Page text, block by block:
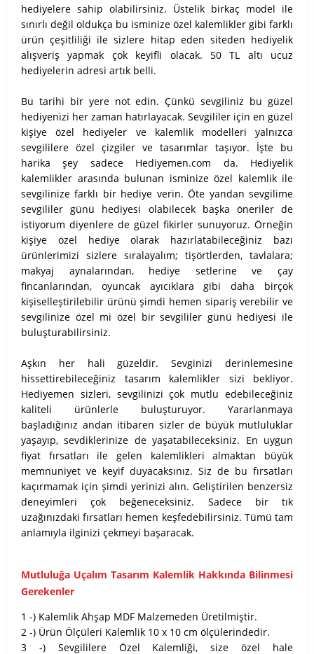
hediyelere sahip olabilirsiniz. Üstelik birkaç model ile
sınırlı değil oldukça bu isminize özel kalemlikler gibi farklı
ürün çeşitliliği ile sizlere hitap eden siteden hediyelik
alışveriş yapmak çok keyifli olacak. 50 TL altı ucuz
hediyelerin adresi artık belli.
Bu tarihi bir yere not edin. Çünkü sevgiliniz bu güzel
hediyenizi her zaman hatırlayacak. Sevgililer için en güzel
kişiye özel hediyeler ve kalemlik modelleri yalnızca
sevgililere özel çizgiler ve tasarımlar taşıyor. İşte bu
harika şey sadece Hediyemen.com da. Hediyelik
kalemlikler arasında bulunan isminize özel kalemlik ile
sevgilinize farklı bir hediye verin. Öte yandan sevgilime
sevgililer günü hediyesi olabilecek başka öneriler de
istiyorum diyenlere de güzel fikirler sunuyoruz. Örneğin
kişiye özel hediye olarak hazırlatabileceğiniz bazı
ürünlerimizi sizlere sıralayalım; tişörtlerden, tavlalara;
makyaj aynalarından, hediye setlerine ve çay
fincanlarından, oyuncak ayıcıklara gibi daha birçok
kişiselleştirilebilir ürünü şimdi hemen sipariş verebilir ve
sevgilinize özel mi özel bir sevgililer günü hediyesi ile
buluşturabilirsiniz.
Aşkın her hali güzeldir. Sevginizi derinlemesine
hissettirebileceğiniz tasarım kalemlikler sizi bekliyor.
Hediyemen sizleri, sevgilinizi çok mutlu edebileceğiniz
kaliteli ürünlerle buluşturuyor. Yararlanmaya
başladığınız andan itibaren sizler de büyük mutluluklar
yaşayıp, sevdiklerinize de yaşatabileceksiniz. En uygun
fiyat fırsatları ile gelen kalemlikleri almaktan büyük
memnuniyet ve keyif duyacaksınız. Siz de bu fırsatları
kaçırmamak için şimdi yerinizi alın. Geliştirilen benzersiz
deneyimleri çok beğeneceksiniz. Sadece bir tık
uzağınızdaki fırsatları hemen keşfedebilirsiniz. Tümü tam
anlamıyla ilginizi çekmeyi başaracak.
Mutluluğa Uçalım Tasarım Kalemlik Hakkında Bilinmesi
Gerekenler
1 -) Kalemlik Ahşap MDF Malzemeden Üretilmiştir.
2 -) Ürün Ölçüleri Kalemlik 10 x 10 cm ölçülerindedir.
3 -) Sevgililere Özel Kalemliği, size özel hale